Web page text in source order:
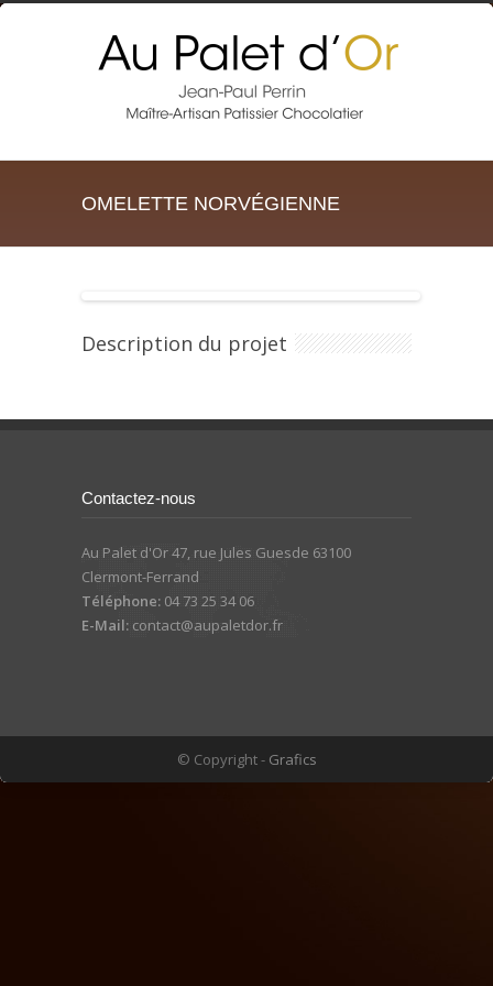
OMELETTE NORVÉGIENNE
Description du projet
Contactez-nous
Au Palet d'Or 47, rue Jules Guesde 63100
Clermont-Ferrand
Téléphone: 04 73 25 34 06
E-Mail: contact@aupaletdor.fr
© Copyright - Grafics